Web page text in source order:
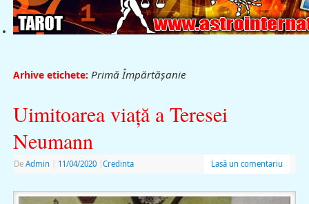
Arhive etichete: Primă Împărtășanie
Uimitoarea viaţă a Teresei
Neumann
De Admin 11/04/2020 Credinta Lasă un comentariu